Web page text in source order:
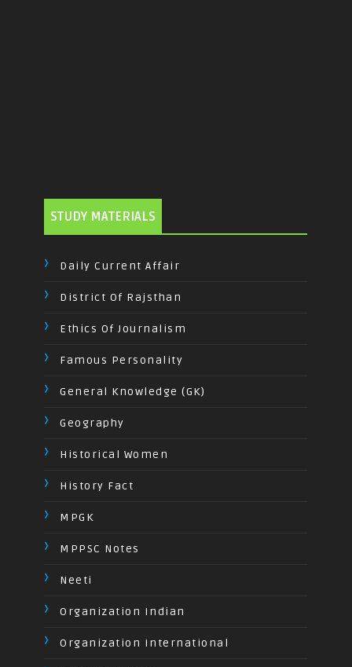
STUDY MATERIALS
Daily Current Affair
District Of Rajsthan
Ethics Of Journalism
Famous Personality
General Knowledge (GK)
Geography
Historical Women
History Fact
MPGK
MPPSC Notes
Neeti
Organization Indian
Organization International